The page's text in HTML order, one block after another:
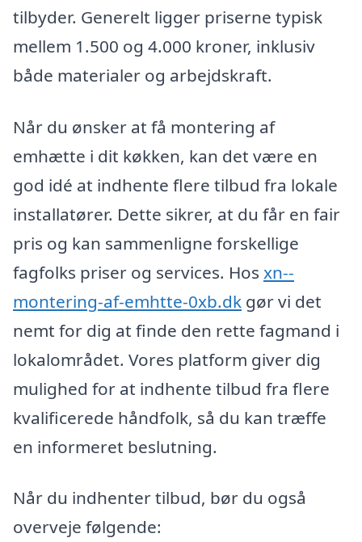
tilbyder. Generelt ligger priserne typisk
mellem 1.500 og 4.000 kroner, inklusiv
både materialer og arbejdskraft.
Når du ønsker at få montering af
emhætte i dit køkken, kan det være en
god idé at indhente flere tilbud fra lokale
installatører. Dette sikrer, at du får en fair
pris og kan sammenligne forskellige
fagfolks priser og services. Hos xn--
montering-af-emhtte-0xb.dk gør vi det
nemt for dig at finde den rette fagmand i
lokalområdet. Vores platform giver dig
mulighed for at indhente tilbud fra flere
kvalificerede håndfolk, så du kan træffe
en informeret beslutning.
Når du indhenter tilbud, bør du også
overveje følgende: